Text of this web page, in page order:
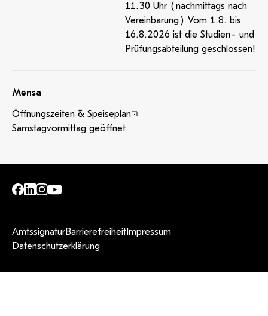
11.30 Uhr (nachmittags nach
Vereinbarung) Vom 1.8. bis
16.8.2026 ist die Studien- und
Prüfungsabteilung geschlossen!
Mensa
Öffnungszeiten & Speiseplan
Samstagvormittag geöffnet
AmtssignaturBarrierefreiheit Impressum
Datenschutzerklärung